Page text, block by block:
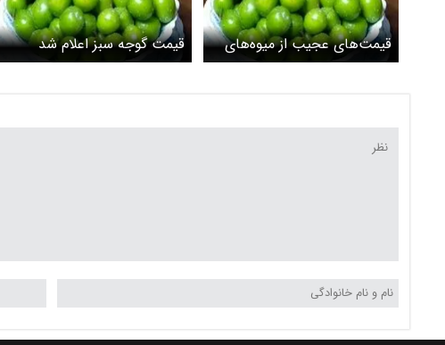
قیمت‌های عجیب از میوه‌های
نوبرانه؛ گوجه‌سبز ۸۰۰ هزار
قیمت گوجه سبز اعلام شد